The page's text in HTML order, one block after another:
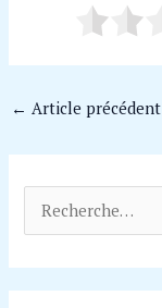
← Article précédent